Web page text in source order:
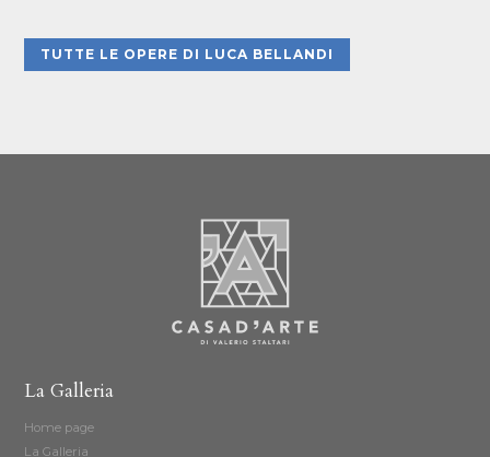
TUTTE LE OPERE DI LUCA BELLANDI
La Galleria
Home page
La Galleria